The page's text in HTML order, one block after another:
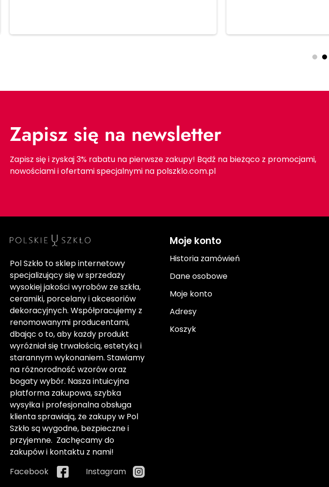
Zapisz się na newsletter
Zapisz się i zyskaj 3% rabatu na pierwsze zakupy! Bądź na bieżąco z promocjami,
nowościami i ofertami specjalnymi na polszklo.com.pl
Pol Szkło to sklep internetowy
specjalizujący się w sprzedaży
wysokiej jakości wyrobów ze szkła,
ceramiki, porcelany i akcesoriów
dekoracyjnych. Współpracujemy z
renomowanymi producentami,
dbając o to, aby każdy produkt
wyróżniał się trwałością, estetyką i
starannym wykonaniem. Stawiamy
na różnorodność wzorów oraz
bogaty wybór. Nasza intuicyjna
platforma zakupowa, szybka
wysyłka i profesjonalna obsługa
klienta sprawiają, że zakupy w Pol
Szkło są wygodne, bezpieczne i
przyjemne. Zachęcamy do
zakupów i kontaktu z nami!
Facebook
Instagram
Moje konto
Historia zamówień
Dane osobowe
Moje konto
Adresy
Koszyk